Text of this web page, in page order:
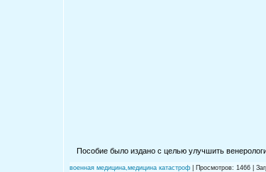
Пособие было издано с целью улучшить
военная медицина,медицина катастроф | Просмотров: 1466 |